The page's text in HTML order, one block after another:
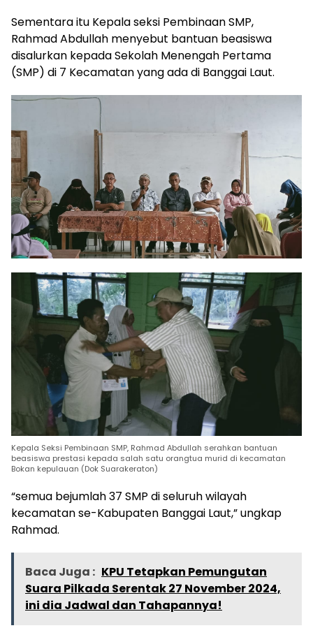
Sementara itu Kepala seksi Pembinaan SMP,
Rahmad Abdullah menyebut bantuan beasiswa
disalurkan kepada Sekolah Menengah Pertama
(SMP) di 7 Kecamatan yang ada di Banggai Laut.
Kepala Seksi Pembinaan SMP, Rahmad Abdullah serahkan bantuan
beasiswa prestasi kepada salah satu orangtua murid di kecamatan
Bokan kepulauan (Dok Suarakeraton)
“semua bejumlah 37 SMP di seluruh wilayah
kecamatan se-Kabupaten Banggai Laut,” ungkap
Rahmad.
Baca Juga : KPU Tetapkan Pemungutan
Suara Pilkada Serentak 27 November 2024,
ini dia Jadwal dan Tahapannya!